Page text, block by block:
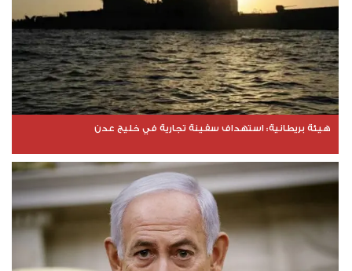
هيئة بريطانية: استهداف سفينة تجارية في خليج عدن